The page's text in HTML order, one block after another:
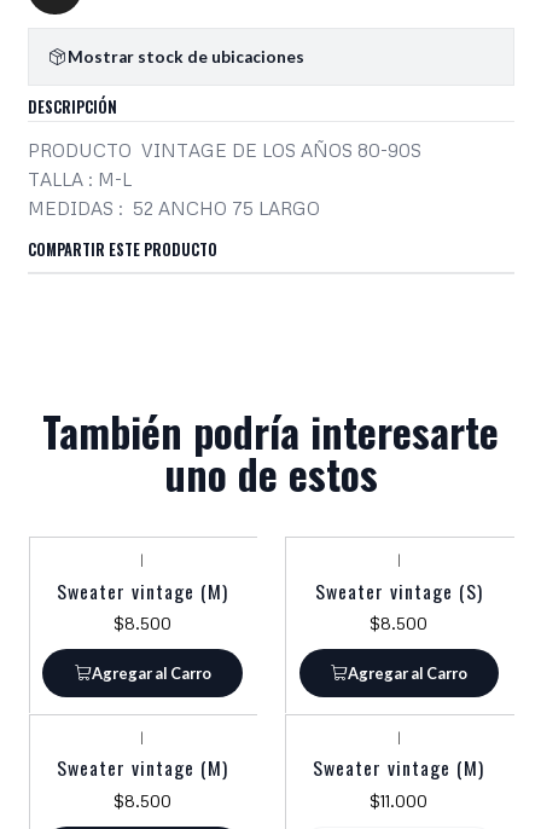
Mostrar stock de ubicaciones
DESCRIPCIÓN
PRODUCTO VINTAGE DE LOS AÑOS 80-90S
TALLA : M-L
MEDIDAS : 52 ANCHO 75 LARGO
COMPARTIR ESTE PRODUCTO
También podría interesarte
uno de estos
|
Sweater vintage (M)
$8.500
Agregar al Carro
|
Sweater vintage (S)
$8.500
Agregar al Carro
|
Sweater vintage (M)
$8.500
|
Sweater vintage (M)
$11.000